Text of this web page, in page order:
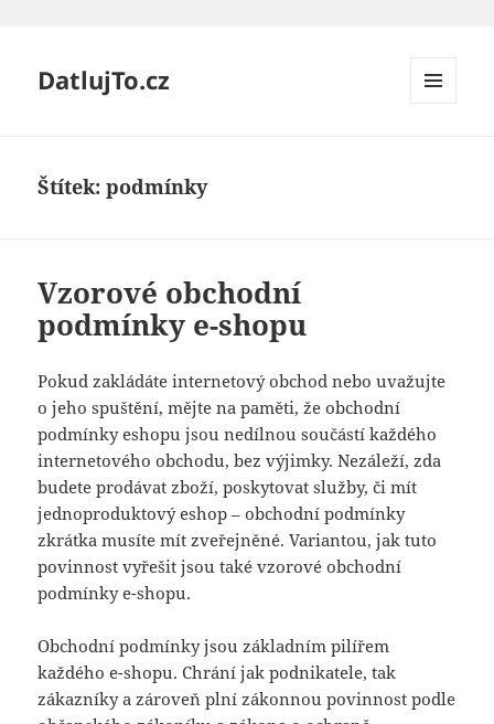
DatlujTo.cz
Štítek:podmínky
Vzorové obchodní
podmínky e-shopu
Pokud zakládáte internetový obchod nebo uvažujte
o jeho spuštění, mějte na paměti, že obchodní
podmínky eshopu jsou nedílnou součástí každého
internetového obchodu, bez výjimky. Nezáleží, zda
budete prodávat zboží, poskytovat služby, či mít
jednoproduktový eshop – obchodní podmínky
zkrátka musíte mít zveřejněné. Variantou, jak tuto
povinnost vyřešit jsou také vzorové obchodní
podmínky e-shopu.
Obchodní podmínky jsou základním pilířem
každého e-shopu. Chrání jak podnikatele, tak
zákazníky a zároveň plní zákonnou povinnost podle